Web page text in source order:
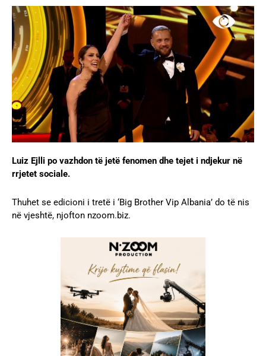
Luiz Ejlli po vazhdon të jetë fenomen dhe tejet i ndjekur në
rrjetet sociale.
Thuhet se edicioni i tretë i ‘Big Brother Vip Albania’ do të nis
në vjeshtë, njofton nzoom.biz.